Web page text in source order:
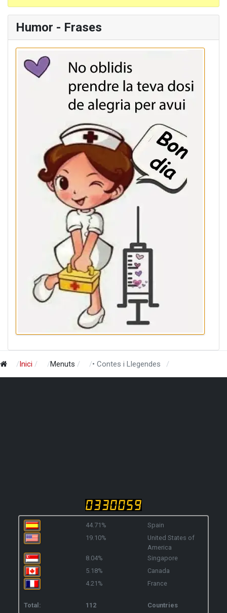
Humor - Frases
Inici Menuts • Contes i Llegendes
44.71%
Spain
19.10%
United States of
America
8.04%
Singapore
5.18%
Canada
4.21%
France
Total: 112 Countries